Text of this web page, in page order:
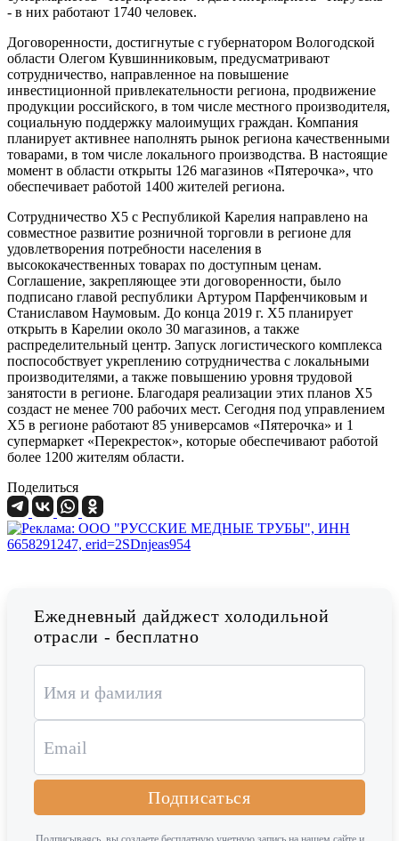
- в них работают 1740 человек.
Договоренности, достигнутые с губернатором Вологодской
области Олегом Кувшинниковым, предусматривают
сотрудничество, направленное на повышение
инвестиционной привлекательности региона, продвижение
продукции российского, в том числе местного производителя,
социальную поддержку малоимущих граждан. Компания
планирует активнее наполнять рынок региона качественными
товарами, в том числе локального производства. В настоящие
момент в области открыты 126 магазинов «Пятерочка», что
обеспечивает работой 1400 жителей региона.
Сотрудничество X5 с Республикой Карелия направлено на
совместное развитие розничной торговли в регионе для
удовлетворения потребности населения в
высококачественных товарах по доступным ценам.
Соглашение, закрепляющее эти договоренности, было
подписано главой республики Артуром Парфенчиковым и
Станиславом Наумовым. До конца 2019 г. Х5 планирует
открыть в Карелии около 30 магазинов, а также
распределительный центр. Запуск логистического комплекса
поспособствует укреплению сотрудничества с локальными
производителями, а также повышению уровня трудовой
занятости в регионе. Благодаря реализации этих планов Х5
создаст не менее 700 рабочих мест. Сегодня под управлением
Х5 в регионе работают 85 универсамов «Пятерочка» и 1
супермаркет «Перекресток», которые обеспечивают работой
более 1200 жителям области. ​
Поделиться
Ежедневный дайджест холодильной
отрасли - бесплатно
Подписаться